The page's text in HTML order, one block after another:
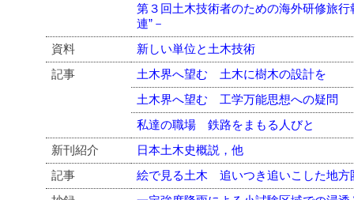
第３回土木技術者のための海外研修旅
連”－
資料
新しい単位と土木技術
記事
土木界へ望む 土木に樹木の設計を
土木界へ望む 工学万能思想への疑問
私達の職場 鉄路をまもる人びと
新刊紹介
日本土木史概説，他
記事
絵で見る土木 追いつき追いこした地方